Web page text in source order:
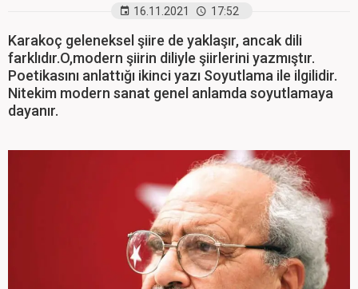
16.11.2021 17:52
Karakoç geleneksel şiire de yaklaşır, ancak dili
farklıdır.O,modern şiirin diliyle şiirlerini yazmıştır.
Poetikasını anlattığı ikinci yazı Soyutlama ile ilgilidir.
Nitekim modern sanat genel anlamda soyutlamaya
dayanır.